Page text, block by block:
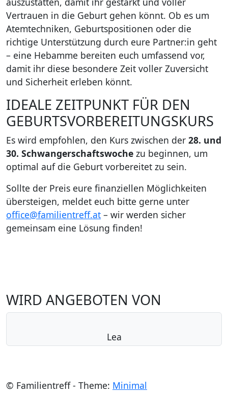
Vertrauen in die Geburt gehen könnt. Ob es um
Atemtechniken, Geburtspositionen oder die
richtige Unterstützung durch eure Partner:in geht
– eine Hebamme bereiten euch umfassend vor,
damit ihr diese besondere Zeit voller Zuversicht
und Sicherheit erleben könnt.
IDEALE ZEITPUNKT FÜR DEN
GEBURTSVORBEREITUNGSKURS
Es wird empfohlen, den Kurs zwischen der 28. und
30. Schwangerschaftswoche zu beginnen, um
optimal auf die Geburt vorbereitet zu sein.
Sollte der Preis eure finanziellen Möglichkeiten
übersteigen, meldet euch bitte gerne unter
office@familientreff.at – wir werden sicher
gemeinsam eine Lösung finden!
WIRD ANGEBOTEN VON
Lea
© Familientreff - Theme: Minimal